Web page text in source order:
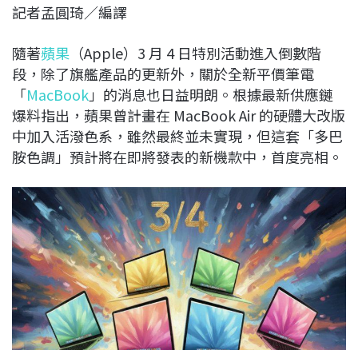
c
b
o
o
k
n
r
a
d
s
e
d
I
n
L
i
n
k
記者孟圓琦／編譯
隨著蘋果 （Apple）3 月 4 日特別活動進入倒數階
段，除了旗艦產品的更新外，關於全新平價筆電
「MacBook」的消息也日益明朗。根據最新供應鏈
爆料指出，蘋果曾計畫在 MacBook Air 的硬體大改版
中加入活潑色系，雖然最終並未實現，但這套「多巴
胺色調」預計將在即將發表的新機款中，首度亮相。